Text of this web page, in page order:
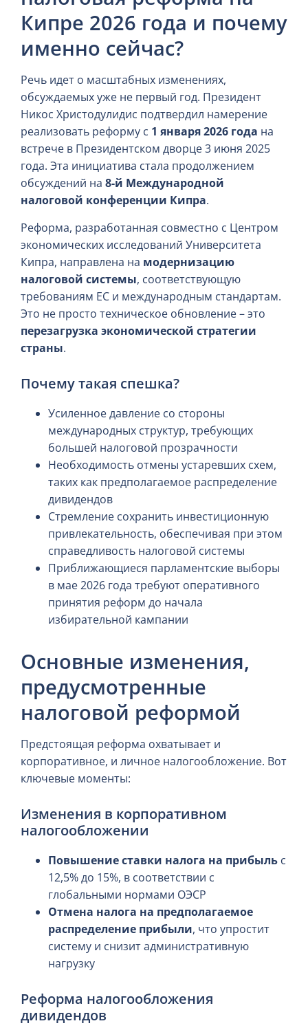
Кипре 2026 года и почему
именно сейчас?
Речь идет о масштабных изменениях,
обсуждаемых уже не первый год. Президент
Никос Христодулидис подтвердил намерение
реализовать реформу с 1 января 2026 года на
встрече в Президентском дворце 3 июня 2025
года. Эта инициатива стала продолжением
обсуждений на 8-й Международной
налоговой конференции Кипра.
Реформа, разработанная совместно с Центром
экономических исследований Университета
Кипра, направлена на модернизацию
налоговой системы, соответствующую
требованиям ЕС и международным стандартам.
Это не просто техническое обновление – это
перезагрузка экономической стратегии
страны.
Почему такая спешка?
Усиленное давление со стороны
международных структур, требующих
большей налоговой прозрачности
Необходимость отмены устаревших схем,
таких как предполагаемое распределение
дивидендов
Стремление сохранить инвестиционную
привлекательность, обеспечивая при этом
справедливость налоговой системы
Приближающиеся парламентские выборы
в мае 2026 года требуют оперативного
принятия реформ до начала
избирательной кампании
Основные изменения,
предусмотренные
налоговой реформой
Предстоящая реформа охватывает и
корпоративное, и личное налогообложение. Вот
ключевые моменты:
Изменения в корпоративном
налогообложении
Повышение ставки налога на прибыль с
12,5% до 15%, в соответствии с
глобальными нормами ОЭСР
Отмена налога на предполагаемое
распределение прибыли, что упростит
систему и снизит административную
нагрузку
Реформа налогообложения
дивидендов